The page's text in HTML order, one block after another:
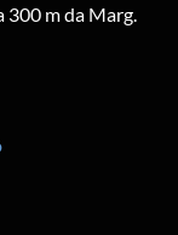
300 m da Marg.